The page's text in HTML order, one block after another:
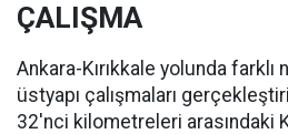
ÇALIŞMA
Ankara-Kırıkkale yolunda farklı
üstyapı çalışmaları
32'nci kilometreleri arasındaki